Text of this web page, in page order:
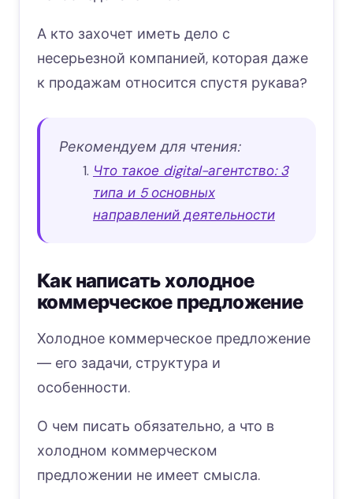
А кто захочет иметь дело с
несерьезной компанией, которая даже
к продажам относится спустя рукава?
Рекомендуем для чтения:
Что такое digital-агентство: 3
типа и 5 основных
направлений деятельности
Как написать холодное
коммерческое предложение
Холодное коммерческое предложение
― его задачи, структура и
особенности.
О чем писать обязательно, а что в
холодном коммерческом
предложении не имеет смысла.